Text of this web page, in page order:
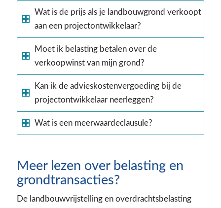
Wat is de prijs als je landbouwgrond verkoopt
aan een projectontwikkelaar?
Moet ik belasting betalen over de
verkoopwinst van mijn grond?
Kan ik de advieskostenvergoeding bij de
projectontwikkelaar neerleggen?
Wat is een meerwaardeclausule?
Meer lezen over belasting en
grondtransacties?
De landbouwvrijstelling en overdrachtsbelasting